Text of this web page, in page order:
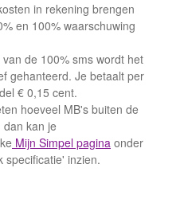
in rekening brengen
en 100% waarschuwing
de 100% sms wordt het
gehanteerd. Je betaalt per
€ 0,15 cent.
hoeveel MB's buiten de
kan je
Mijn Simpel pagina onder
specificatie' inzien.